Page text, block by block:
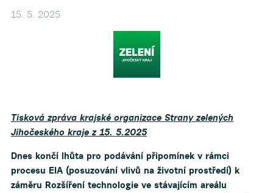
15. 5. 2025
Tisková zpráva krajské organizace Strany zelených
Jihočeského kraje z 15. 5.2025
Dnes končí lhůta pro podávání připomínek v rámci
procesu EIA (posuzování vlivů na životní prostředí) k
záměru Rozšíření technologie ve stávajícím areálu